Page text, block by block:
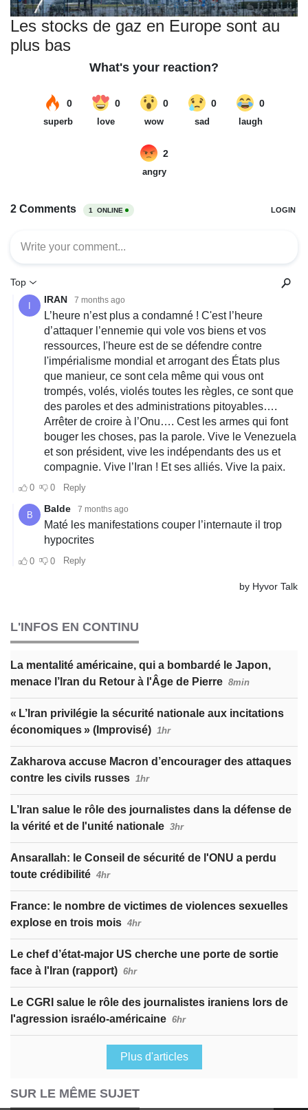
Les stocks de gaz en Europe sont au
plus bas
L'INFOS EN CONTINU
La mentalité américaine, qui a bombardé le Japon,
menace l’Iran du Retour à l'Âge de Pierre 8min
« L’Iran privilégie la sécurité nationale aux incitations
économiques » (Improvisé) 1hr
Zakharova accuse Macron d’encourager des attaques
contre les civils russes 1hr
L’Iran salue le rôle des journalistes dans la défense de
la vérité et de l'unité nationale 3hr
Ansarallah: le Conseil de sécurité de l'ONU a perdu
toute crédibilité 4hr
France: le nombre de victimes de violences sexuelles
explose en trois mois 4hr
Le chef d’état-major US cherche une porte de sortie
face à l'Iran (rapport) 6hr
Le CGRI salue le rôle des journalistes iraniens lors de
l'agression israélo-américaine 6hr
Plus d'articles
SUR LE MÊME SUJET